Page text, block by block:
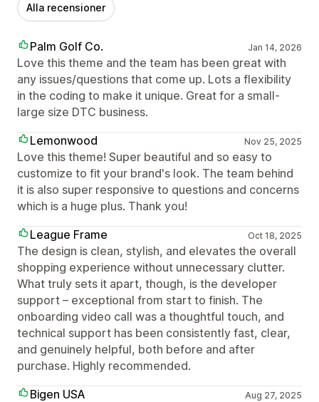
Alla recensioner
Palm Golf Co. Jan 14, 2026
Love this theme and the team has been great with
any issues/questions that come up. Lots a flexibility
in the coding to make it unique. Great for a small-
large size DTC business.
Lemonwood
Nov 25, 2025
Love this theme! Super beautiful and so easy to
customize to fit your brand's look. The team behind
it is also super responsive to questions and concerns
which is a huge plus. Thank you!
League Frame
Oct 18, 2025
The design is clean, stylish, and elevates the overall
shopping experience without unnecessary clutter.
What truly sets it apart, though, is the developer
support – exceptional from start to finish. The
onboarding video call was a thoughtful touch, and
technical support has been consistently fast, clear,
and genuinely helpful, both before and after
purchase. Highly recommended.
Bigen USA
Aug 27, 2025